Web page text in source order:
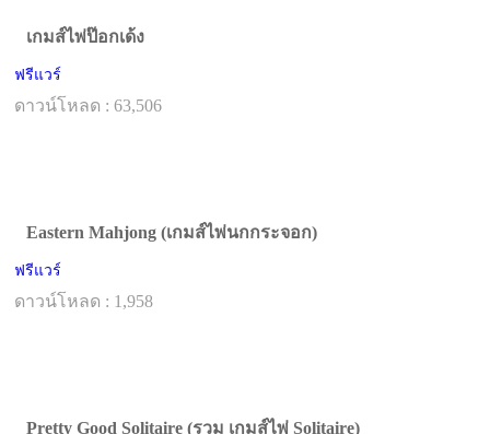
เกมส์ไพ่ป๊อกเด้ง
ฟรีแวร์
ดาวน์โหลด : 63,506
Eastern Mahjong (เกมส์ไพ่นกกระจอก)
ฟรีแวร์
ดาวน์โหลด : 1,958
Pretty Good Solitaire (รวม เกมส์ไพ่ Solitaire)